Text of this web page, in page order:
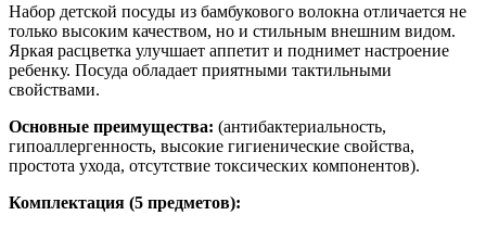
Набор детской посуды из бамбукового волокна отличается не
только высоким качеством, но и стильным внешним видом.
Яркая расцветка улучшает аппетит и поднимет настроение
ребенку. Посуда обладает приятными тактильными
свойствами.
Основные преимущества: (антибактериальность,
гипоаллергенность, высокие гигиенические свойства,
простота ухода, отсутствие токсических компонентов).
Комплектация (5 предметов):